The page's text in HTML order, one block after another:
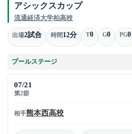
アシックスカップ
流通経済大学柏高校
出場2試合 時間12分 T0 G0 PG0
プールステージ
07/21
第2節
相手熊本西高校